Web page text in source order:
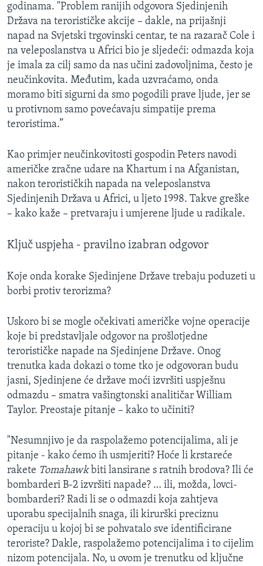
godinama. "Problem ranijih odgovora Sjedinjenih
Država na terorističke akcije – dakle, na prijašnji
napad na Svjetski trgovinski centar, te na razarač Cole i
na veleposlanstva u Africi bio je sljedeći: odmazda koja
je imala za cilj samo da nas učini zadovoljnima, često je
neučinkovita. Međutim, kada uzvraćamo, onda
moramo biti sigurni da smo pogodili prave ljude, jer se
u protivnom samo povećavaju simpatije prema
teroristima.”
Kao primjer neučinkovitosti gospodin Peters navodi
američke zračne udare na Khartum i na Afganistan,
nakon terorističkih napada na veleposlanstva
Sjedinjenih Država u Africi, u ljeto 1998. Takve greške
– kako kaže – pretvaraju i umjerene ljude u radikale.
Ključ uspjeha - pravilno izabran odgovor
Koje onda korake Sjedinjene Države trebaju poduzeti u
borbi protiv terorizma?
Uskoro bi se mogle očekivati američke vojne operacije
koje bi predstavljale odgovor na prošlotjedne
terorističke napade na Sjedinjene Države. Onog
trenutka kada dokazi o tome tko je odgovoran budu
jasni, Sjedinjene će države moći izvršiti uspješnu
odmazdu – smatra vašingtonski analitičar William
Taylor. Preostaje pitanje – kako to učiniti?
"Nesumnjivo je da raspolažemo potencijalima, ali je
pitanje - kako ćemo ih usmjeriti? Hoće li krstareće
rakete Tomahawkbiti lansirane s ratnih brodova? Ili će
bombarderi B-2 izvršiti napade? … ili, možda, lovci-
bombarderi? Radi li se o odmazdi koja zahtjeva
uporabu specijalnih snaga, ili kirurški preciznu
operaciju u kojoj bi se pohvatalo sve identificirane
teroriste? Dakle, raspolažemo potencijalima i to cijelim
nizom potencijala. No, u ovom je trenutku od ključne